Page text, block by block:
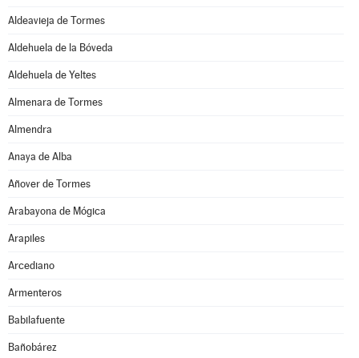
Aldeavieja de Tormes
Aldehuela de la Bóveda
Aldehuela de Yeltes
Almenara de Tormes
Almendra
Anaya de Alba
Añover de Tormes
Arabayona de Mógica
Arapiles
Arcediano
Armenteros
Babilafuente
Bañobárez